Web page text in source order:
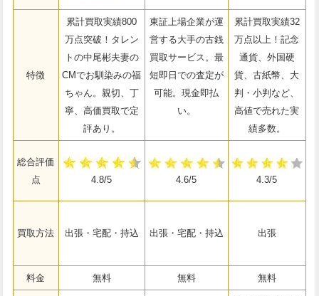
特徴
累計買取実績800
万点突破！タレン
トの中尾彬夫妻の
CMでお馴染みの福
ちゃん。親切、丁
寧、高価買取で定
評あり。
東証上場企業が運
営する大手の古銭
買取サービス。最
短即日での査定が
可能。現金即払
い。
累計買取実績32
万点以上！記念
通貨、外国硬
貨、古紙幣、大
判・小判など、
高値で売れた実
績多数。
総合評価
点
4.8/5 4.6/5 4.3/5
買取方法 出張・宅配・持込 出張・宅配・持込 出張
料金 無料 無料 無料